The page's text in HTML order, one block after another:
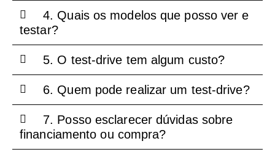
4. Quais os modelos que posso ver e
testar?
5. O test-drive tem algum custo?
6. Quem pode realizar um test-drive?
7. Posso esclarecer dúvidas sobre
financiamento ou compra?